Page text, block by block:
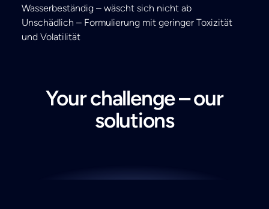
Wasserbeständig – wäscht sich nicht ab
Unschädlich – Formulierung mit geringer Toxizität
und Volatilität
Your challenge – our
solutions